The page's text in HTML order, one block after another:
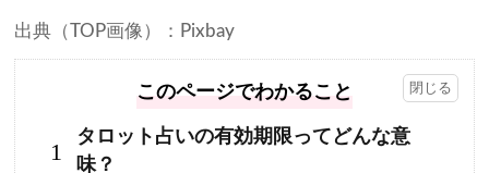
出典（TOP画像）：Pixbay
このページでわかること
1
タロット占いの有効期限ってどんな意
味？